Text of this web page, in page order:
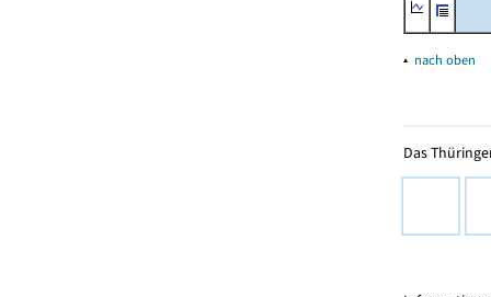
▴ nach oben
Das